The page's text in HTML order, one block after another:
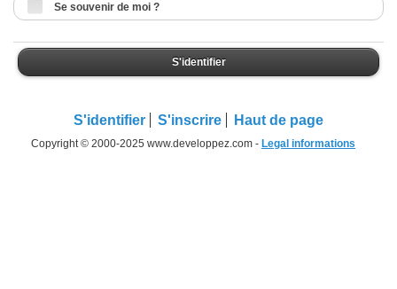
Se souvenir de moi ?
S'identifier
S'identifier S'inscrire Haut de page
Copyright © 2000-2025 www.developpez.com - Legal informations